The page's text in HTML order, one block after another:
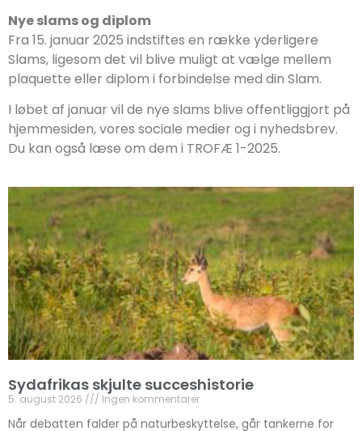
Nye slams og diplom
Fra 15. januar 2025 indstiftes en række yderligere
Slams, ligesom det vil blive muligt at vælge mellem
plaquette eller diplom i forbindelse med din Slam.
I løbet af januar vil de nye slams blive offentliggjort på
hjemmesiden, vores sociale medier og i nyhedsbrev.
Du kan også læse om dem i TROFÆ 1-2025.
Sydafrikas skjulte succeshistorie
5. august 2026 Ingen kommentarer
Når debatten falder på naturbeskyttelse, går tankerne for